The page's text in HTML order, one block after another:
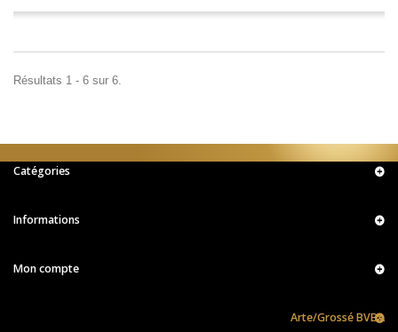
Résultats 1 - 6 sur 6.
Catégories
Informations
Mon compte
Arte/Grossé BVBA